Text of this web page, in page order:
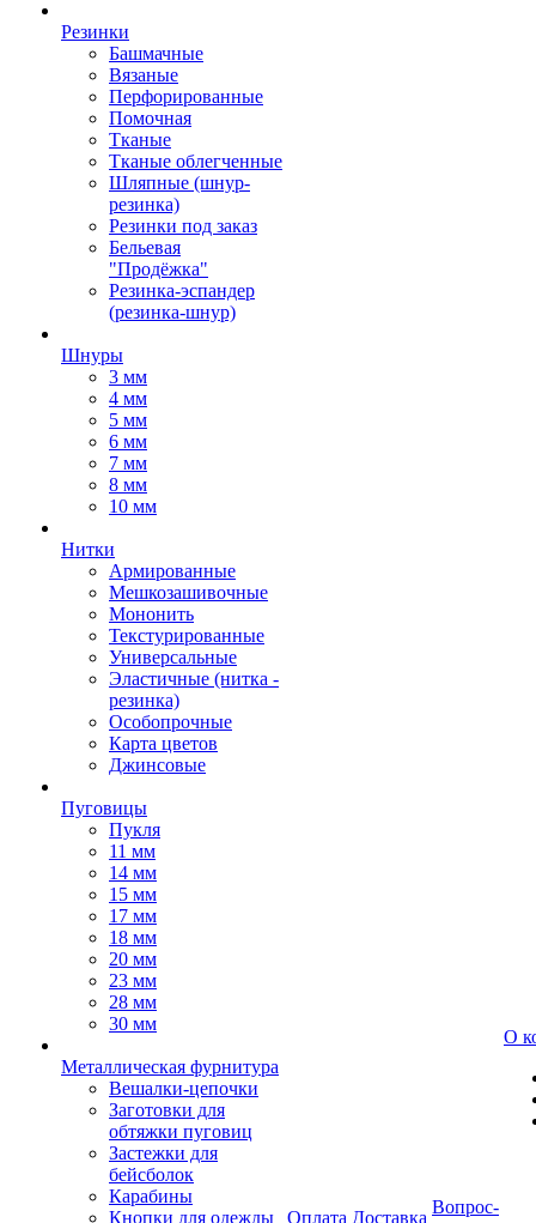
Резинки
Башмачные
Вязаные
Перфорированные
Помочная
Тканые
Тканые облегченные
Шляпные (шнур-
резинка)
Резинки под заказ
Бельевая
"Продёжка"
Резинка-эспандер
(резинка-шнур)
Шнуры
3 мм
4 мм
5 мм
6 мм
7 мм
8 мм
10 мм
Нитки
Армированные
Мешкозашивочные
Мононить
Текстурированные
Универсальные
Эластичные (нитка -
резинка)
Особопрочные
Карта цветов
Джинсовые
Пуговицы
Пукля
11 мм
14 мм
15 мм
17 мм
18 мм
20 мм
23 мм
28 мм
30 мм
Металлическая фурнитура
Вешалки-цепочки
Заготовки для
обтяжки пуговиц
Застежки для
бейсболок
Карабины
Кнопки для одежды
Оплата Доставка
Вопрос-
О